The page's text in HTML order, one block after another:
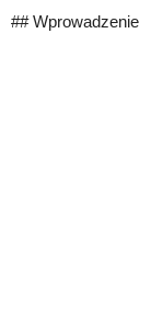
## Wprowadzenie